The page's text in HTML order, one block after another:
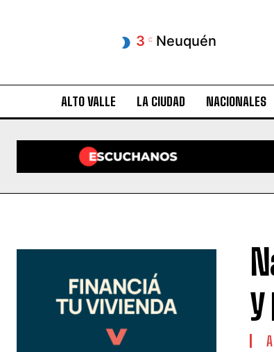
3 C Neuquén
ALTO VALLE LA CIUDAD NACIONALES
y